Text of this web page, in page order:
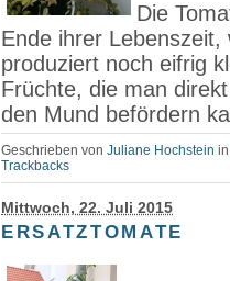
Die
Ende ihrer
produziert noch eifrig
Früchte, die man
den Mund befördern
Geschrieben vonJuliane Hochstein
Trackbacks
Mittwoch, 22. Juli 2015
ERSATZTOMATE